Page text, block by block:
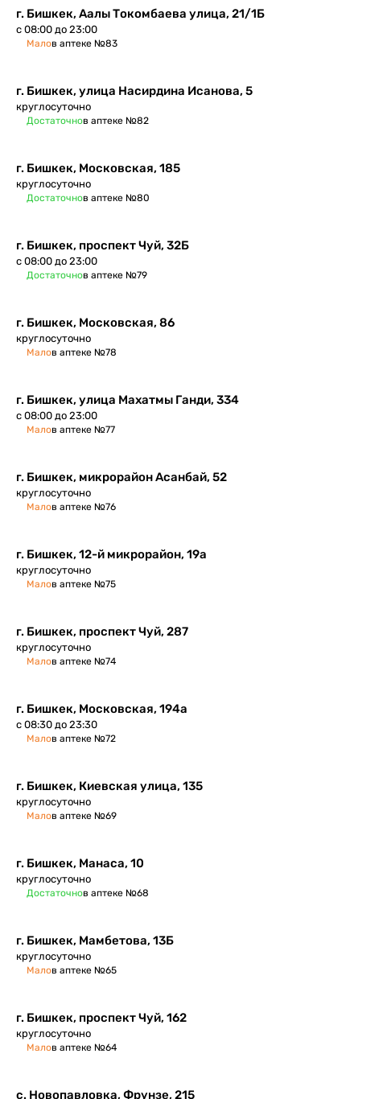
г. Бишкек, ​Аалы Токомбаева улица, 21/1Б
с 08:00 до 23:00
Малов аптеке №83
г. Бишкек, улица Насирдина Исанова, 5
круглосуточно
Достаточнов аптеке №82
г. Бишкек, Московская, 185
круглосуточно
Достаточнов аптеке №80
г. Бишкек​, проспект Чуй, 32Б
с 08:00 до 23:00
Достаточнов аптеке №79
г. Бишкек, Московская, 86
круглосуточно
Малов аптеке №78
г. Бишкек, улица Махатмы Ганди, 334
с 08:00 до 23:00
Малов аптеке №77
г. Бишкек, микрорайон Асанбай, 52
круглосуточно
Малов аптеке №76
г. Бишкек, ​12-й микрорайон, 19а
круглосуточно
Малов аптеке №75
г. Бишкек, проспект Чуй, 287
круглосуточно
Малов аптеке №74
г. Бишкек, ​Московская, 194а
с 08:30 до 23:30
Малов аптеке №72
г. Бишкек, Киевская улица, 135
круглосуточно
Малов аптеке №69
г. Бишкек, Манаса, 10
круглосуточно
Достаточнов аптеке №68
г. Бишкек, Мамбетова, 13Б
круглосуточно
Малов аптеке №65
г. Бишкек, проспект Чуй, 162
круглосуточно
Малов аптеке №64
с. Новопавловка, Фрунзе, 215